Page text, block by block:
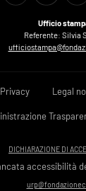
Ufficio
Referente: Silvia
Privacy Legal
DICHIARAZIONE DI
accessibilità